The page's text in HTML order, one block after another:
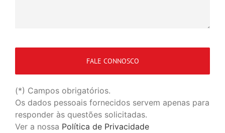
(*) Campos obrigatórios.
Os dados pessoais fornecidos servem apenas para
responder às questões solicitadas.
Ver a nossa Política de Privacidade